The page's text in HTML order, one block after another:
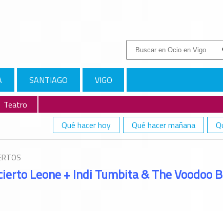
Buscar:
SANTIAGO VIGO
Teatro
Qué hacer hoy
Qué hacer mañana
Leone + Indi Tumbita & The Voodoo